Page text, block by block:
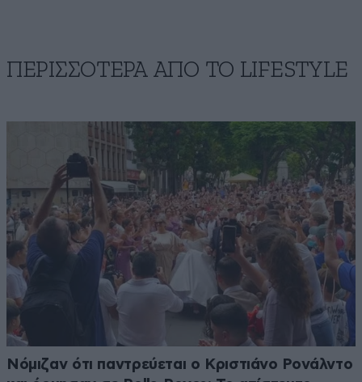
ΠΕΡΙΣΣΟΤΕΡΑ ΑΠΟ ΤΟ LIFESTYLE
Νόμιζαν ότι παντρεύεται ο Κριστιάνο Ρονάλντο